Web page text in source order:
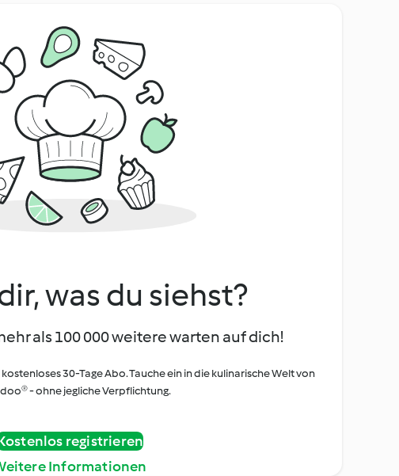
was du siehst?
als 100 000 weitere warten auf dich!
30-Tage Abo. Tauche ein in die kulinarische Welt von
- ohne jegliche Verpflichtung.
registrieren
Informationen